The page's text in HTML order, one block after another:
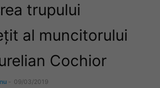
trupului
al muncitorului
Cochior
- 09/03/2019